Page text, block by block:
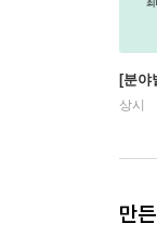
[분야
상시
만